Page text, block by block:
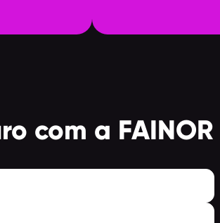
com a FAINOR